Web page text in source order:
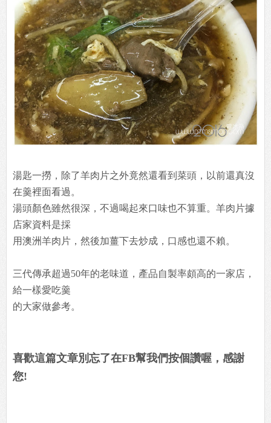
湯匙一撈，除了羊肉片之外竟然還看到菜頭，以前還真沒
在羹裡面看過。
湯頭顏色雖然很深，不過喝起來口味也不算重。羊肉片據
店家資料是採
用澳洲羊肉片，然後加薑下去炒成，口感也還不賴。
三代傳承超過50年的老味道，產品自製率頗高的一家店，
給一樣愛吃羹
的大家做參考。
喜歡這篇文章別忘了在FB幫我們按個讚喔，感謝
您!